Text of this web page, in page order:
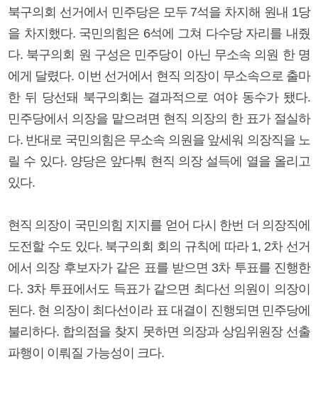
북구의회 선거에서 민주당은 모두 7석을 차지해 원내 1당
을 차지했다. 국민의힘은 6석에 그쳐 다수당 자리를 내줬
다. 북구의회 원 구성은 민주당이 아닌 무소속 의원 한 명
에게 달렸다. 이번 선거에서 현직 의장이 무소속으로 출마
한 뒤 당선돼 북구의회는 결과적으로 여야 동수가 됐다.
민주당에서 의장을 맡으려면 현직 의장의 한 표가 절실하
다. 반대로 국민의힘은 무소속 의원을 앞세워 의장직을 노
릴 수 있다. 양당은 앞다퉈 현직 의장 설득에 열을 올리고
있다.
현직 의장이 국민의힘 지지를 얻어 다시 한번 더 의장직에
도전할 수도 있다. 북구의회 회의 규칙에 따라 1, 2차 선거
에서 의장 후보자가 같은 표를 받으면 3차 투표를 진행한
다. 3차 투표에서도 득표가 같으면 최다선 의원이 의장이
된다. 현 의장이 최다선이라 표 대결이 진행되면 민주당에
불리하다. 합의점을 찾지 못하면 의장과 상임위원장 선출
파행이 이뤄질 가능성이 크다.